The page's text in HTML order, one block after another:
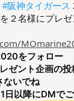
#阪神タイガース
２名様にプレゼ
をフォロー
ント企画の投
いでね
以降にDMで